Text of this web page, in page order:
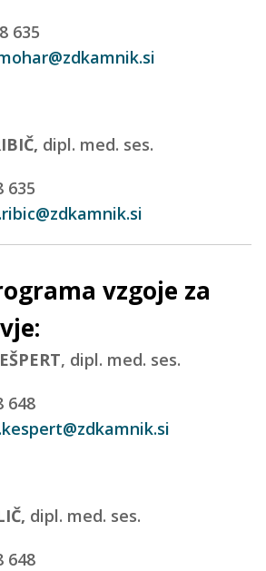
635
dipl. med. ses.
635
vzgoje za
, dipl. med. ses.
648
dipl. med. ses.
648